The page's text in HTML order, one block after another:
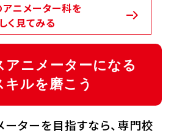
ニメーター科を
く見てみる
アニメーターになる
ルを磨こう
ーターを目指すなら、専門校